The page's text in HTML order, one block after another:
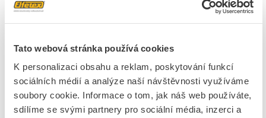
Tato webová stránka používá cookies
K personalizaci obsahu a reklam, poskytování funkcí
sociálních médií a analýze naší návštěvnosti využíváme
soubory cookie. Informace o tom, jak náš web používáte,
sdílíme se svými partnery pro sociální média, inzerci a
přístup k okrouhlým zásuvným konektorům, které jsou snadno
Sady nářadí
Montážní set vytápění /
Ne